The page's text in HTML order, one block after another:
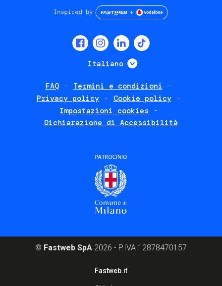
Italiano Mostra ulteriori
FAQ
Termini e condizioni
Privacy policy
Cookie policy
Impostazioni cookies
Dichiarazione di Accessibilità
© Fastweb SpA 2026 - P.IVA 12878470157
Fastweb.it